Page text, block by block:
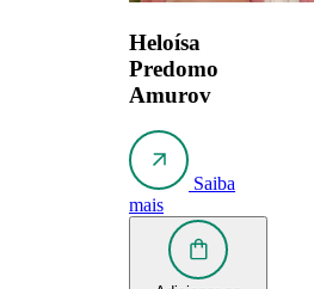
Heloísa
Predomo
Amurov
Saiba
mais